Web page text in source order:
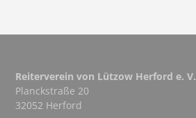
Reiterverein von Lützow Herford e. V.
Planckstraße 20
32052 Herford